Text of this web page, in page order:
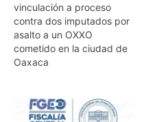
vinculación a proceso
contra dos imputados por
asalto a un OXXO
cometido en la ciudad de
Oaxaca